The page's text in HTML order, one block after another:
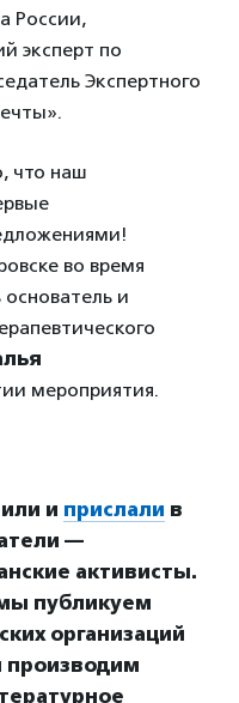
России,
эксперт по
Экспертного
что наш
во время
и
мероприятия.
и прислали в
—
активисты.
публикуем
организаций
производим